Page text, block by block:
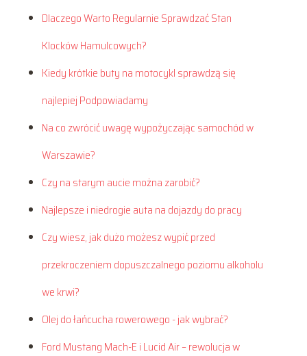
Dlaczego Warto Regularnie Sprawdzać Stan
Klocków Hamulcowych?
Kiedy krótkie buty na motocykl sprawdzą się
najlepiej Podpowiadamy
Na co zwrócić uwagę wypożyczając samochód w
Warszawie?
Czy na starym aucie można zarobić?
Najlepsze i niedrogie auta na dojazdy do pracy
Czy wiesz, jak dużo możesz wypić przed
przekroczeniem dopuszczalnego poziomu alkoholu
we krwi?
Olej do łańcucha rowerowego - jak wybrać?
Ford Mustang Mach-E i Lucid Air – rewolucja w